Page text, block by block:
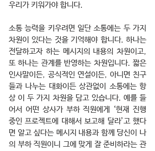
우리가 키워가야 합니다.
소통 능력을 키우려면 일단 소통에는 두 가지
차원이 있다는 것을 기억해야 합니다. 하나는
전달하고자 하는 메시지의 내용의 차원이고,
또 하나는 관계를 반영하는 차원입니다. 짧은
인사말이든, 공식적인 연설이든, 아니면 친구
들과 나누는 대화이든 상관없이 소통에는 항
상 이 두 가지 차원을 담고 있습니다. 예를 들
어서 어떤 상사가 부하 직원에게 ‘현재 진행
중인 프로젝트에 대해서 보고해 달라’고 했다
면 알고 싶다는 메시지 내용과 함께 당신이 나
의 부하 직원이니 그에 맞게 잘 준비하라는 관